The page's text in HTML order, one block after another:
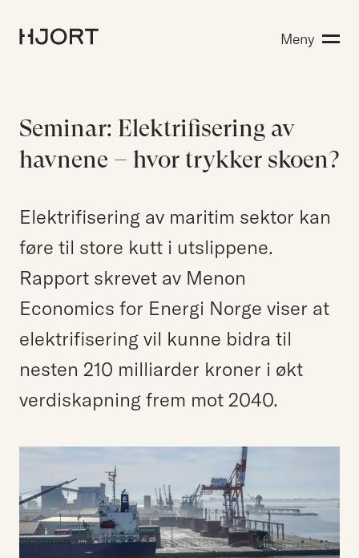
Menneskene
Karriere
Kontakt oss
Hjort Bridge
Søk etter:
Meny
Seminar: Elektrifisering av
havnene – hvor trykker skoen?
Elektrifisering av maritim sektor kan
føre til store kutt i utslippene.
Rapport skrevet av Menon
Economics for Energi Norge viser at
elektrifisering vil kunne bidra til
nesten 210 milliarder kroner i økt
verdiskapning frem mot 2040.